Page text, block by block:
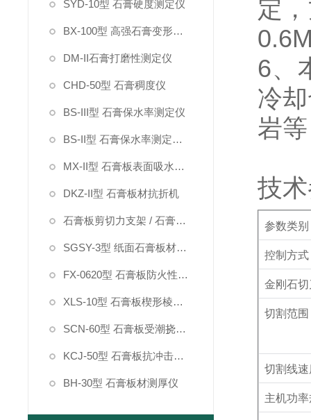
SYD-10型 石膏硬度测定仪
BX-100型 高强石膏变形测定仪
DM-II石膏打磨性测定仪
CHD-50型 石膏稠度仪
BS-III型 石膏保水率测定仪
BS-II型 石膏保水率测定仪（指针）
MX-II型 石膏板表面吸水率测定仪
DKZ-II型 石膏板材抗折机
石膏板剪切力支架 / 石膏板硬度钢针
SGSY-3型 纸面石膏板材受潮挠度试验箱
FX-0620型 石膏板防火性能测定仪
XLS-10型 石膏板楔形棱边深度测定仪
SCN-60型 石膏板受潮挠度测定仪
KCJ-50型 石膏板抗冲击强度测定仪
BH-30型 石膏板材测厚仪
定
6、
冷
岩
技
参数类别
控制方式
金刚石切
切割范围
切割线速
主机功